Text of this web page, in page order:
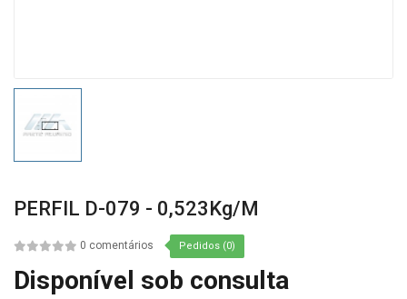
PERFIL D-079 - 0,523Kg/m
0 comentários Pedidos (0)
Disponível sob consulta